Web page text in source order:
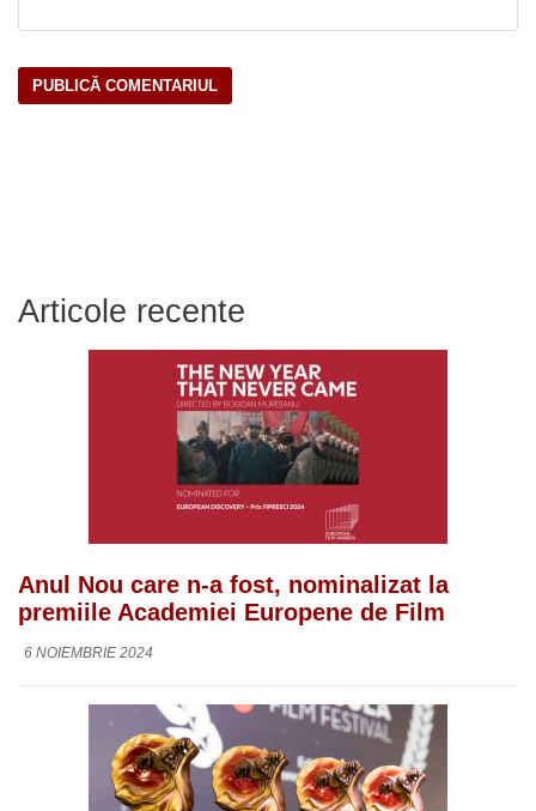
Articole recente
Anul Nou care n-a fost, nominalizat la
premiile Academiei Europene de Film
6 NOIEMBRIE 2024